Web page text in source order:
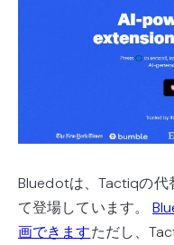
Bluedotは、Tactiqの代
て登場しています。
画できますただし、